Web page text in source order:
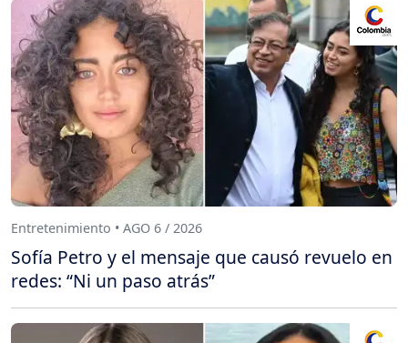
Entretenimiento • AGO 6 / 2026
Sofía Petro y el mensaje que causó revuelo en
redes: “Ni un paso atrás”